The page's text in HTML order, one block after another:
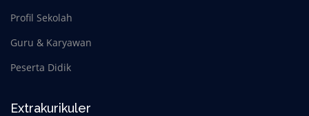
Profil Sekolah
Guru & Karyawan
Peserta Didik
Extrakurikuler